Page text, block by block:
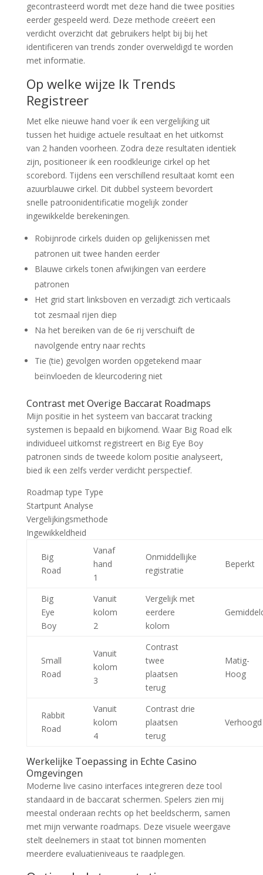
gecontrasteerd wordt met deze hand die twee posities
eerder gespeeld werd. Deze methode creëert een
verdicht overzicht dat gebruikers helpt bij bij het
identificeren van trends zonder overweldigd te worden
met informatie.
Op welke wijze Ik Trends
Registreer
Met elke nieuwe hand voer ik een vergelijking uit
tussen het huidige actuele resultaat en het uitkomst
van 2 handen voorheen. Zodra deze resultaten identiek
zijn, positioneer ik een roodkleurige cirkel op het
scorebord. Tijdens een verschillend resultaat komt een
azuurblauwe cirkel. Dit dubbel systeem bevordert
snelle patroonidentificatie mogelijk zonder
ingewikkelde berekeningen.
Robijnrode cirkels duiden op gelijkenissen met
patronen uit twee handen eerder
Blauwe cirkels tonen afwijkingen van eerdere
patronen
Het grid start linksboven en verzadigt zich verticaals
tot zesmaal rijen diep
Na het bereiken van de 6e rij verschuift de
navolgende entry naar rechts
Tie (tie) gevolgen worden opgetekend maar
beïnvloeden de kleurcodering niet
Contrast met Overige Baccarat Roadmaps
Mijn positie in het systeem van baccarat tracking
systemen is bepaald en bijkomend. Waar Big Road elk
individueel uitkomst registreert en Big Eye Boy
patronen sinds de tweede kolom positie analyseert,
bied ik een zelfs verder verdicht perspectief.
Roadmap type Type
Startpunt Analyse
Vergelijkingsmethode
Ingewikkeldheid
Big
Road
Vanaf
hand
1
Onmiddellijke
registratie
Beperkt
Big
Eye
Boy
Vanuit
kolom
2
Vergelijk met
eerdere
kolom
Small
Road
Vanuit
kolom
3
Contrast
twee
plaatsen
terug
Matig-
Hoog
Rabbit
Road
Vanuit
kolom
4
Contrast drie
plaatsen
terug
Verhoogd
Werkelijke Toepassing in Echte Casino
Omgevingen
Moderne live casino interfaces integreren deze tool
standaard in de baccarat schermen. Spelers zien mij
meestal onderaan rechts op het beeldscherm, samen
met mijn verwante roadmaps. Deze visuele weergave
stelt deelnemers in staat tot binnen momenten
meerdere evaluatieniveaus te raadplegen.